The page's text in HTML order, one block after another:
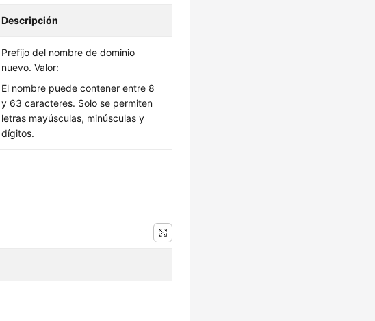
Descripción
Prefijo del nombre de dominio
nuevo. Valor:
El nombre puede contener entre 8
y 63 caracteres. Solo se permiten
letras mayúsculas, minúsculas y
dígitos.